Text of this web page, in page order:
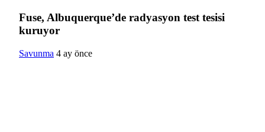
Fuse, Albuquerque’de radyasyon test tesisi
kuruyor
Savunma 4 ay önce